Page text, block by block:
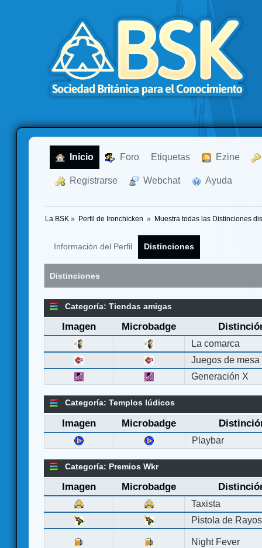
Inicio Foro Etiquetas Ezine
Registrarse Webchat Ayuda
La BSK » Perfil de Ironchicken » Muestra todas las Distinciones
Información del Perfil Distinciones
Distinciones
Categoría: Tiendas amigas
Imagen Microbadge
La comarca
Juegos de mesa
Generación X
Categoría: Templos lúdicos
Imagen Microbadge
Playbar
Categoría: Premios Wkr
Imagen Microbadge
Taxista
Pistola de Rayos
Night Fever